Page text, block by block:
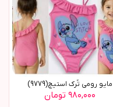
مایو رومی تُرک استیچ(9779)
۹۸۰,۰۰۰ تومان